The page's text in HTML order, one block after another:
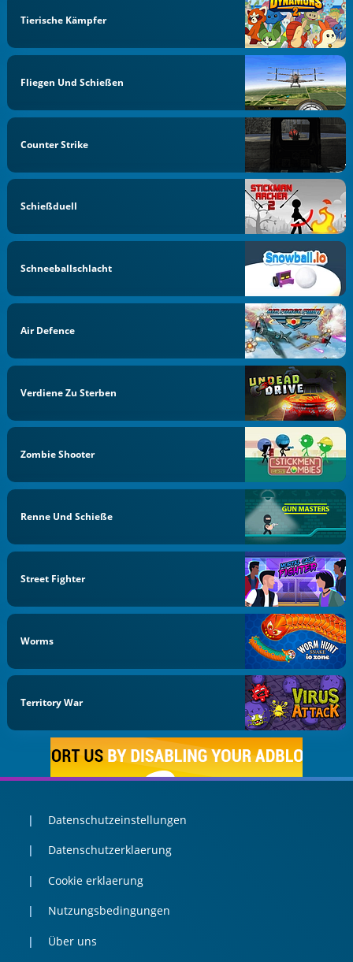
Tierische Kämpfer
Fliegen Und Schießen
Counter Strike
Schießduell
Schneeballschlacht
Air Defence
Verdiene Zu Sterben
Zombie Shooter
Renne Und Schieße
Street Fighter
Worms
Territory War
Datenschutzeinstellungen
Datenschutzerklaerung
Cookie erklaerung
Nutzungsbedingungen
Über uns